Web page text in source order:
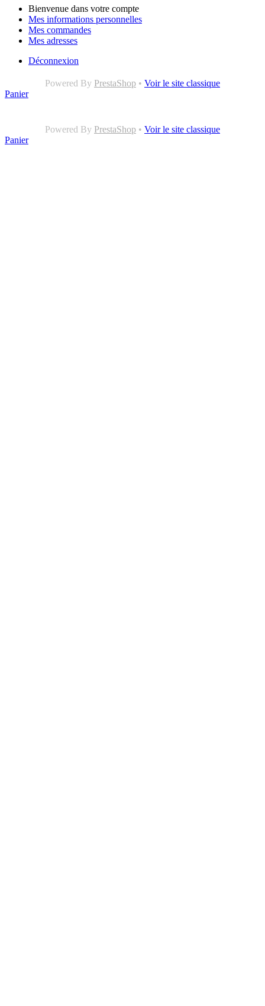
Bienvenue dans votre compte
Mes informations personnelles
Mes commandes
Mes adresses
Déconnexion
Powered By PrestaShop • Voir le site classique
Panier
Powered By PrestaShop • Voir le site classique
Panier